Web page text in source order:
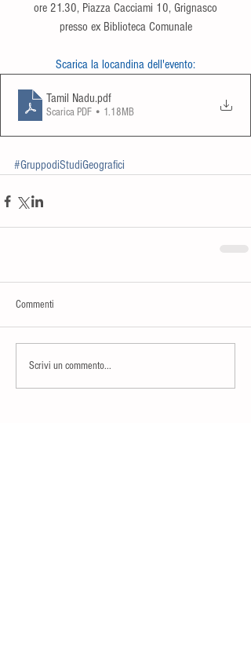
ore 21.30, Piazza Cacciami 10, Grignasco
presso ex Biblioteca Comunale
Scarica la locandina dell'evento:
Tamil Nadu.pdf
Scarica PDF • 1.18MB
#GruppodiStudiGeografici
Commenti
Scrivi un commento...